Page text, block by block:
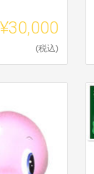
¥30,000
(税込)